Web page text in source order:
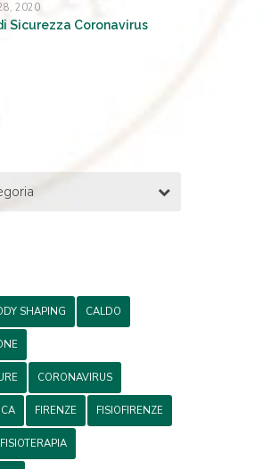
2020
Sicurezza Coronavirus
SHAPING CALDO
CORONAVIRUS
FIRENZE FISIOFIRENZE
FISIOTERAPIA